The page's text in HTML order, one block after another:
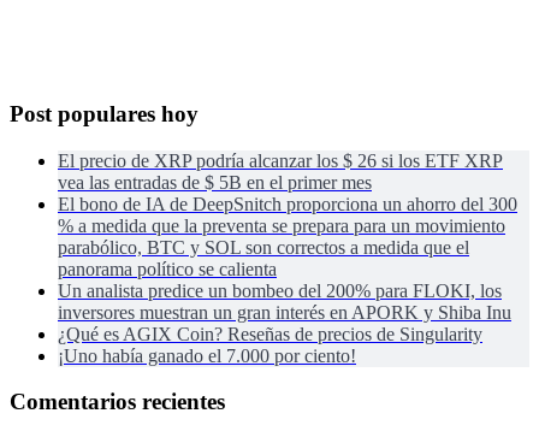
Post populares hoy
El precio de XRP podría alcanzar los $ 26 si los ETF XRP
vea las entradas de $ 5B en el primer mes
El bono de IA de DeepSnitch proporciona un ahorro del 300
% a medida que la preventa se prepara para un movimiento
parabólico, BTC y SOL son correctos a medida que el
panorama político se calienta
Un analista predice un bombeo del 200% para FLOKI, los
inversores muestran un gran interés en APORK y Shiba Inu
¿Qué es AGIX Coin? Reseñas de precios de Singularity
¡Uno había ganado el 7.000 por ciento!
Comentarios recientes